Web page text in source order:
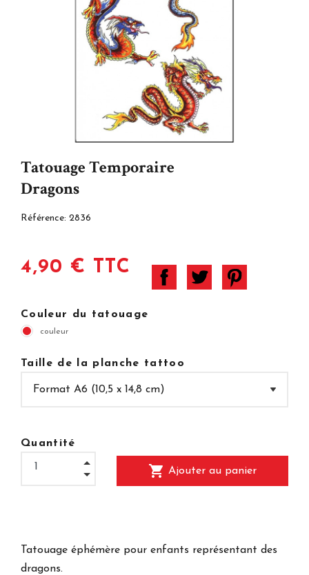
Tatouage Temporaire
Dragons
Référence: 2836
4,90 € TTC
Couleur du tatouage
couleur
Taille de la planche tattoo
Quantité
shopping_cart Ajouter au panier
Tatouage éphémère pour enfants représentant des
dragons.